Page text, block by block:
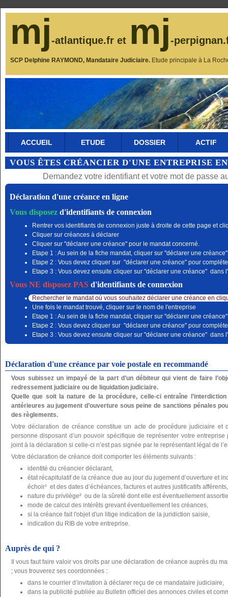
mj-atlantique.fr et mj-
SCP Delphine RAYMOND, Mandataire Judiciaire. Etude principale à La
ACCUEIL ETUDE DOSSIER ACTIF
VOUS ÊTES CRÉANCIER D'UNE ENTREPRISE
Demandez votre identifiant et votre mot de passe
Déclaration d'une créance en ligne
Vous disposezd'identifiants de connexion
Rentrer vos identifiants de connexion juste à droite de cette page et
Cliquer sur créances à déclarer
Cliquer sur "déclarer une créance" pour le mandat concerné.
Etape 1 : Au sein de la fiche mandat, cliquer sur "déclarer une créance"
Etape 2 : Vous devez cliquer sur "déclarer une créance" pour
Etape 3 : Vous devez ensuite cliquer sur "déclarer une créance" dans
Vous NE disposez PASd'identifiants de connexion
Rechercher le mandat où vous souhaitez déclarer une créance en
Une fois le mandat trouvé, cliquer sur le nom de l'entreprise
Etape 1 : Au sein de la fiche mandat, cliquer sur "déclarer une créance"
Etape 2 : Vous devez cliquer sur "déclarer une créance" pour
Etape 3 : Vous devez ensuite cliquer sur "déclarer une créance" dans
Déclaration d'une créance par voie postale en recommandé
Vous subissez un impayé de la part d’un débiteur qui vient de faire
redressement judiciaire ou de liquidation judiciaire.
Quelle que soit la nature de la procédure, celle-ci entraîne
antérieures au jugement d’ouverture sous peine de sanctions pénales
des règlements.
Votre déclaration de créance constitue un acte de procédure judiciaire et
personne disposant d’un pouvoir spécifique de représenter votre
joint à la déclaration si celle-ci n’est pas signée par le représentant légal de
Votre déclaration de créance doit comporter les éléments suivants :
identité du créancier déclarant,
état récapitulatif de la créance due au jour du jugement d’ouverture et
échoir¹ et des dates d’échéances, factures et autres justificatifs afférents,
nature du privilège² ou de la sûreté dont elle est éventuellement
mode de calcul des intérêts grevant éventuellement les créances,
si la créance fait l'objet d'un litige indication de la juridiction saisie,
indication du RIB de votre entreprise.
Auprès de qui ?
Il vous faut faire valoir vos droits par une déclaration de créance auprès du
; vous trouverez ses coordonnées :
dans le courrier d’invitation à déclarer reçu de ce mandataire judiciaire,
dans la publicité publiée au Bulletin officiel des annonces civiles et